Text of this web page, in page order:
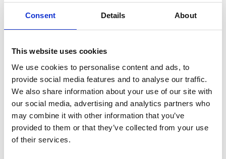
Consent Details About
This website uses cookies
We use cookies to personalise content and ads, to
provide social media features and to analyse our traffic.
We also share information about your use of our site with
our social media, advertising and analytics partners who
may combine it with other information that you’ve
provided to them or that they’ve collected from your use
of their services.
GRUPPSKIDSKOLA VUXEN
Vi erbjuder lektioner på nybörjar-, fortsättnings- och
avancerade nivå för personer över 14 år.
Vi tränar mycket balans och teknik med säkerhet i varierad
terräng. Lektionerna är individanpassade utifrån kunskap
och önskemål.